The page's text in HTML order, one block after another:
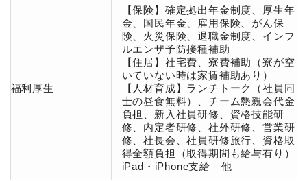
福利厚生
【保険】確定拠出年金制度、厚生年
金、国民年金、雇用保険、がん保
険、火災保険、退職金制度、インフ
ルエンザ予防接種補助
【住居】社宅費、寮費補助（寮が空
いていない時は家賃補助あり）
【人材育成】ランチトーク（社員同
士の昼食無料）、チーム懇親会代金
負担、新入社員研修、資格技能研
修、内定者研修、社外研修、営業研
修、社長会、社員研修旅行、資格取
得全額負担（取得期間も給与有り）
iPad・iPhone支給 他